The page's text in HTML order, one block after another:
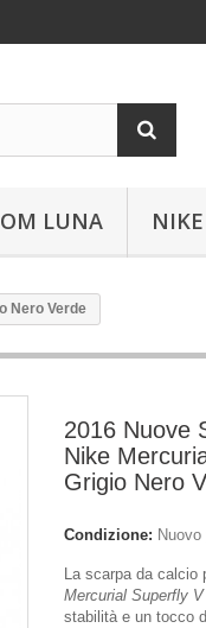
LUNA
Nero Verde
2016 Nuove
Nike
Grigio Nero
Condizione:
La scarpa da calcio
Mercurial Superfly V
stabilità e un tocco